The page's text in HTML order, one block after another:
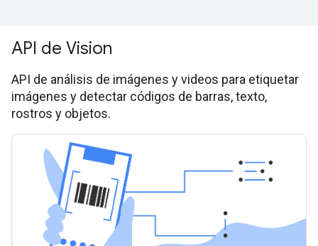
API de Vision
API de análisis de imágenes y videos para etiquetar
imágenes y detectar códigos de barras, texto,
rostros y objetos.